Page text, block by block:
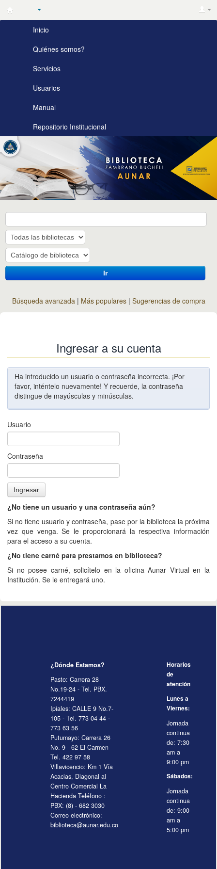
Biblioteca
Zambrano
Bucheli
AUNAR
Inicio
Quiénes somos?
Servicios
Usuarios
Manual
Repositorio Institucional
Ir
Búsqueda avanzada Más populares Sugerencias de compra
Ingresar a su cuenta
Ha introducido un usuario o contraseña incorrecta. ¡Por
favor, inténtelo nuevamente! Y recuerde, la contraseña
distingue de mayúsculas y minúsculas.
Usuario
Contraseña
¿No tiene un usuario y una contraseña aún?
Si no tiene usuario y contraseña, pase por la biblioteca la próxima
vez que venga. Se le proporcionará la respectiva información
para el acceso a su cuenta.
¿No tiene carné para prestamos en biblioteca?
Si no posee carné, solicítelo en la oficina Aunar Virtual en la
Institución. Se le entregará uno.
¿Dónde Estamos?
Pasto: Carrera 28
No.19-24 - Tel. PBX.
7244419
Ipiales: CALLE 9 No.7-
105 - Tel. 773 04 44 -
773 63 56
Putumayo: Carrera 26
No. 9 - 62 El Carmen -
Tel. 422 97 58
Villavicencio: Km 1 Vía
Acacias, Diagonal al
Centro Comercial La
Hacienda Teléfono :
PBX: (8) - 682 3030
Correo electrónico:
biblioteca@aunar.edu.co
Horarios
de
atención
Lunes a
Viernes:
Jornada
continua
de: 7:30
am a
9:00 pm
Sábados:
Jornada
continua
de: 9:00
am a
5:00 pm